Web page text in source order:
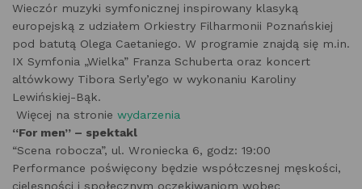
Wieczór muzyki symfonicznej inspirowany klasyką
europejską z udziałem Orkiestry Filharmonii Poznańskiej
pod batutą Olega Caetaniego. W programie znajdą się m.in.
IX Symfonia „Wielka” Franza Schuberta oraz koncert
altówkowy Tibora Serly’ego w wykonaniu Karoliny
Lewińskiej-Bąk.
Więcej na stronie wydarzenia
“For men” – spektakl
“Scena robocza”, ul. Wroniecka 6, godz: 19:00
Performance poświęcony będzie współczesnej męskości,
cielesności i społecznym oczekiwaniom wobec